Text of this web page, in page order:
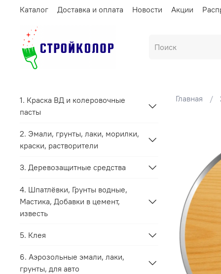
Каталог Доставка и оплата Новости Акции
Главная
1. Краска ВД и колеровочные
пасты
2. Эмали, грунты, лаки, морилки,
краски, растворители
3. Деревозащитные средства
4. Шпатлёвки, Грунты водные,
Мастика, Добавки в цемент,
известь
5. Клея
6. Аэрозольные эмали, лаки,
грунты, для авто